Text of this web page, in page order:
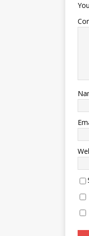
印
战
弹
最
度
防
谋
防
武
军
系
出
系
巴
机
空
各
机